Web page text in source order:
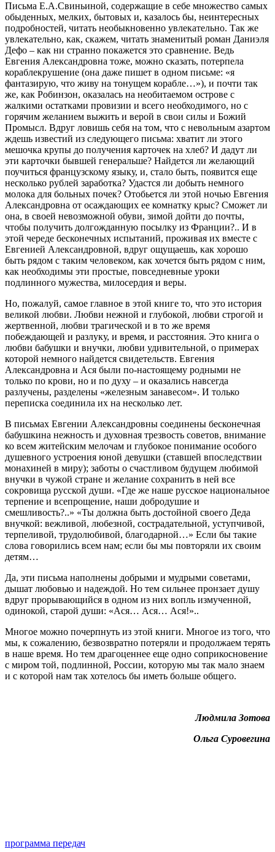
Письма Е.А.Свиньиной, содержащие в себе множество самых
обыденных, мелких, бытовых и, казалось бы, неинтересных
подробностей, читать необыкновенно увлекательно. Так же
увлекательно, как, скажем, читать знаменитый роман Даниэля
Дефо – как ни странно покажется это сравнение. Ведь
Евгения Александровна тоже, можно сказать, потерпела
кораблекрушение (она даже пишет в одном письме: «я
фантазирую, что живу на тонущем корабле…»), и почти так
же, как Робинзон, оказалась на необитаемом острове с
жалкими остатками провизии и всего необходимого, но с
горячим желанием выжить и верой в свои силы и Божий
Промысл. Вдруг ловишь себя на том, что с невольным азартом
ждешь известий из следующего письма: хватит ли этого
мешочка крупы до получения карточек на хлеб? И дадут ли
эти карточки бывшей генеральше? Найдется ли желающий
поучиться французскому языку, и, стало быть, появится еще
несколько рублей заработка? Удастся ли добыть немного
молока для больных почек? Отобьется ли этой ночью Евгения
Александровна от осаждающих ее комнатку крыс? Сможет ли
она, в своей невозможной обуви, зимой дойти до почты,
чтобы получить долгожданную посылку из Франции?.. И в
этой череде бесконечных испытаний, проживая их вместе с
Евгенией Александровной, вдруг ощущаешь, как хорошо
быть рядом с таким человеком, как хочется быть рядом с ним,
как необходимы эти простые, повседневные уроки
подлинного мужества, милосердия и веры.
Но, пожалуй, самое главное в этой книге то, что это история
великой любви. Любви нежной и глубокой, любви строгой и
жертвенной, любви трагической и в то же время
побеждающей и разлуку, и время, и расстояния. Это книга о
любви бабушки и внучки, любви удивительной, о примерах
которой немного найдется свидетельств. Евгения
Александровна и Ася были по-настоящему родными не
только по крови, но и по духу – и оказались навсегда
разлучены, разделены «железным занавесом». И только
переписка соединила их на несколько лет.
В письмах Евгении Александровны соединены бесконечная
бабушкина нежность и духовная трезвость советов, внимание
ко всем житейским мелочам и глубокое понимание особого
душевного устроения юной девушки (ставшей впоследствии
монахиней в миру); заботы о счастливом будущем любимой
внучки в чужой стране и желание сохранить в ней все
сокровища русской души. «Где же наше русское национальное
терпение и всепрощение, наши добродушие и
смешливость?..» «Ты должна быть достойной своего Деда
внучкой: вежливой, любезной, сострадательной, уступчивой,
терпеливой, трудолюбивой, благодарной…» Если бы такие
слова говорились всем нам; если бы мы повторяли их своим
детям…
Да, эти письма наполнены добрыми и мудрыми советами,
дышат любовью и надеждой. Но тем сильнее пронзает душу
вдруг прорывающийся в одном из них вопль измученной,
одинокой, старой души: «Ася… Ася… Ася!»..
Многое можно почерпнуть из этой книги. Многое из того, что
мы, к сожалению, безвозвратно потеряли и продолжаем терять
в наше время. Но тем драгоценнее еще одно соприкосновение
с миром той, подлинной, России, которую мы так мало знаем
и с которой нам так хотелось бы иметь больше общего.
Людмила Зотова
Ольга Суровегина
программа передач